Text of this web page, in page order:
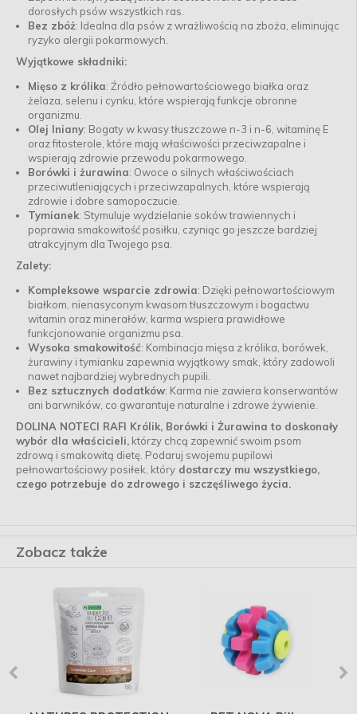
dorosłych psów wszystkich ras.
Bez zbóż: Idealna dla psów z wrażliwością na zboża, eliminując
ryzyko alergii pokarmowych.
Wyjątkowe składniki:
Mięso z królika: Źródło pełnowartościowego białka oraz
żelaza, selenu i cynku, które wspierają funkcje obronne
organizmu.
Olej lniany: Bogaty w kwasy tłuszczowe n-3 i n-6, witaminę E
oraz fitosterole, które mają właściwości przeciwzapalne i
wspierają zdrowie przewodu pokarmowego.
Borówki i żurawina: Owoce o silnych właściwościach
przeciwutleniających i przeciwzapalnych, które wspierają
zdrowie i dobre samopoczucie.
Tymianek: Stymuluje wydzielanie soków trawiennych i
poprawia smakowitość posiłku, czyniąc go jeszcze bardziej
atrakcyjnym dla Twojego psa.
Zalety:
Kompleksowe wsparcie zdrowia: Dzięki pełnowartościowym
białkom, nienasyconym kwasom tłuszczowym i bogactwu
witamin oraz minerałów, karma wspiera prawidłowe
funkcjonowanie organizmu psa.
Wysoka smakowitość: Kombinacja mięsa z królika, borówek,
żurawiny i tymianku zapewnia wyjątkowy smak, który zadowoli
nawet najbardziej wybrednych pupili.
Bez sztucznych dodatków: Karma nie zawiera konserwantów
ani barwników, co gwarantuje naturalne i zdrowe żywienie.
DOLINA NOTECI RAFI Królik, Borówki i Żurawina to doskonały
wybór dla właścicieli, którzy chcą zapewnić swoim psom
zdrową i smakowitą dietę. Podaruj swojemu pupilowi
pełnowartościowy posiłek, który dostarczy mu wszystkiego,
czego potrzebuje do zdrowego i szczęśliwego życia.
Zobacz także